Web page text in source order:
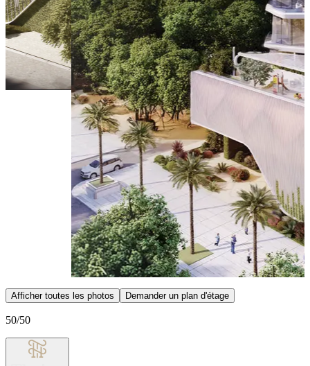
Item
1
of
Afficher toutes les photos Demander un plan d'étage
50/50